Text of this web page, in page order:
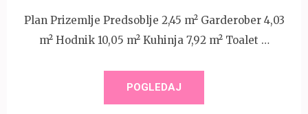
Plan Prizemlje Predsoblje 2,45 m² Garderober 4,03
m² Hodnik 10,05 m² Kuhinja 7,92 m² Toalet …
POGLEDAJ